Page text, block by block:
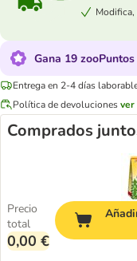
Gana 19
Entrega en 2-4 días
Política de devolucionesver
Comprados
Precio
total
0,00 €